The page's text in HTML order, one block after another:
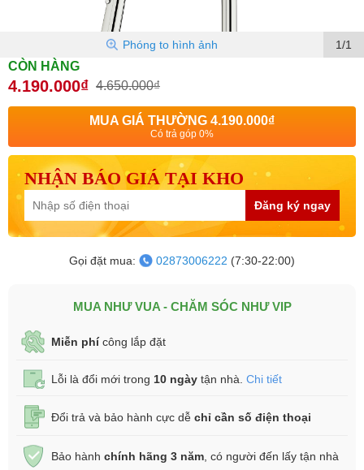
1/1
Phóng to hình ảnh
CÒN HÀNG
4.190.000₫ 4.650.000₫
MUA GIÁ THƯỜNG 4.190.000₫
Có trả góp 0%
NHẬN BÁO GIÁ TẠI KHO
Đăng ký ngay
Gọi đặt mua: 02873006222 (7:30-22:00)
MUA NHƯ VUA - CHĂM SÓC NHƯ VIP
Miễn phícông lắp đặt
Lỗi là đổi mới trong 10 ngày tận nhà. Chi tiết
Đổi trả và bảo hành cực dễ chỉ cần số điện thoại
Bảo hành chính hãng 3 năm , có người đến lấy tận nhà